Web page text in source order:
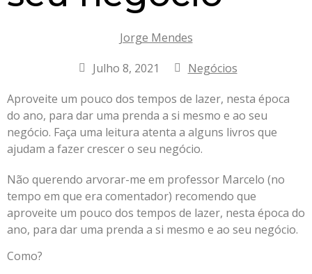
Jorge Mendes
Julho 8, 2021
Negócios
Aproveite um pouco dos tempos de lazer, nesta época
do ano, para dar uma prenda a si mesmo e ao seu
negócio. Faça uma leitura atenta a alguns livros que
ajudam a fazer crescer o seu negócio.
Não querendo arvorar-me em professor Marcelo (no
tempo em que era comentador) recomendo que
aproveite um pouco dos tempos de lazer, nesta época do
ano, para dar uma prenda a si mesmo e ao seu negócio.
Como?